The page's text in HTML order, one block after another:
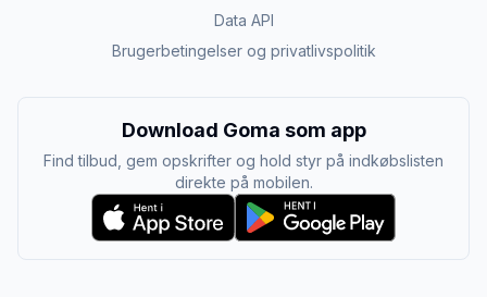
Data API
Brugerbetingelser og privatlivspolitik
Download Goma som app
Find tilbud, gem opskrifter og hold styr på indkøbslisten
direkte på mobilen.